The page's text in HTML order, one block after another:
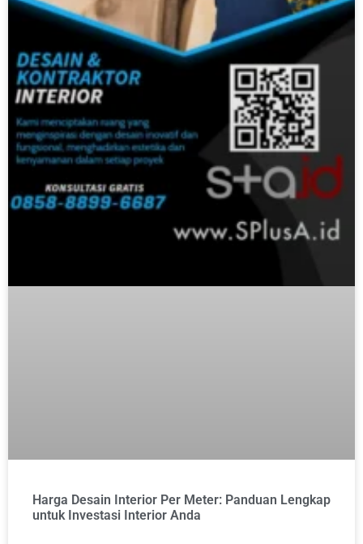
Harga Desain Interior Per Meter: Panduan Lengkap
untuk Investasi Interior Anda